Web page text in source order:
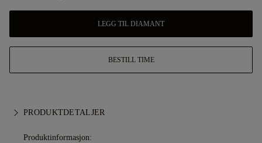
LEGG TIL DIAMANT
BESTILL TIME
PRODUKTDETALJER
Produktinformasjon: